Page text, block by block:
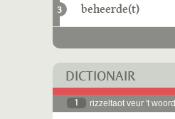
3 beheerde(t)
DICTIONAIR
1 rizzeltaot veur 't woord